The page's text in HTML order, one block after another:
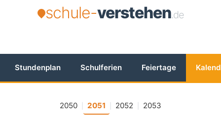
schule-verstehen.de
Stundenplan Schulferien Feiertage
2050 2051 2052 2053